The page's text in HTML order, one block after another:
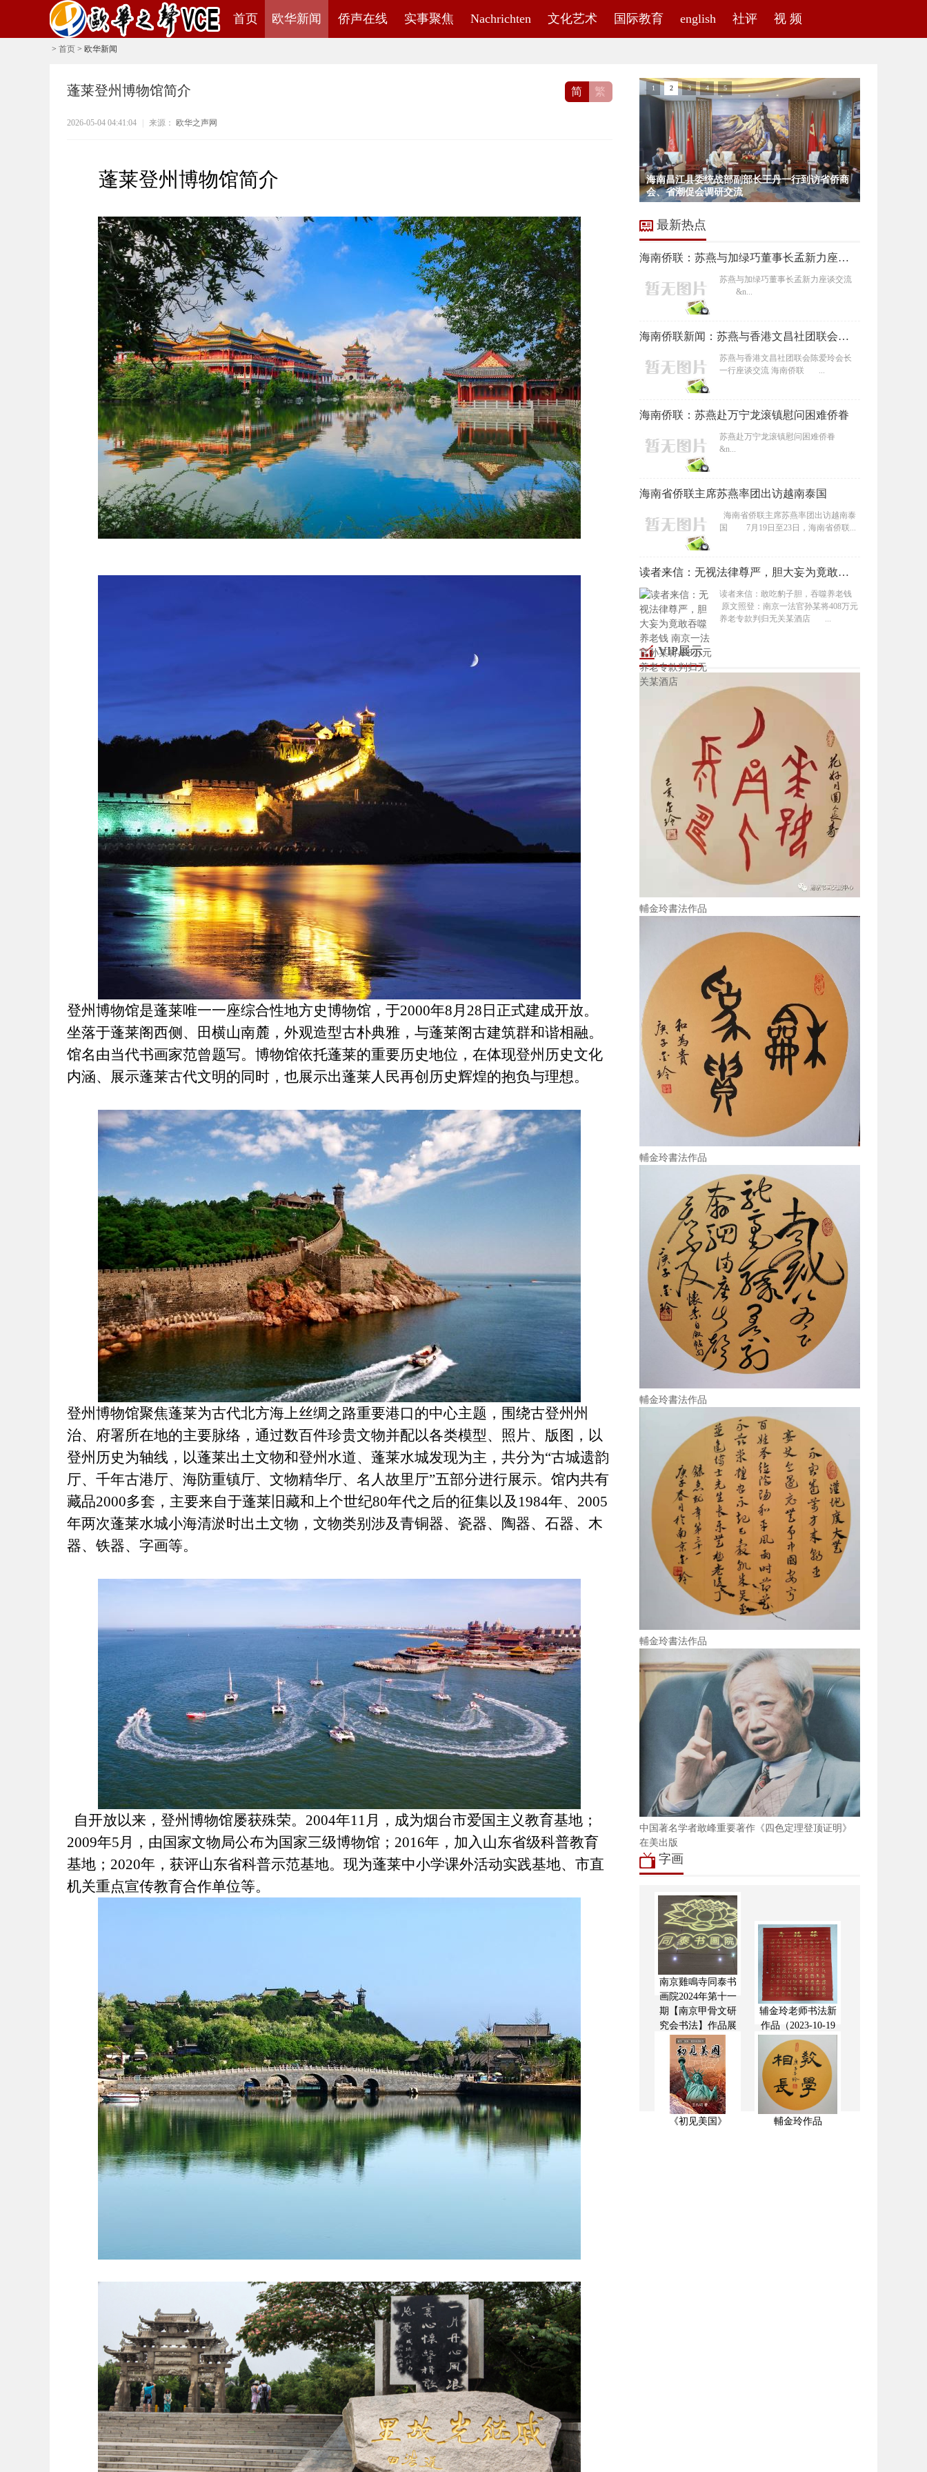
首页 欧华新闻 侨声在线 实事聚焦 Nachrichten 文化艺术 国际教育 english 社评 视 频
> 首页 > 欧华新闻
蓬莱登州博物馆简介 简 繁
2026-05-04 04:41:04 来源： 欧华之声网
蓬莱登州博物馆简介
登州博物馆是蓬莱唯一一座综合性地方史博物馆， 于2000年8月28日正式建成开放。
坐落于蓬莱阁西侧、田横山南麓，外观造型古朴典雅，与蓬莱阁古建筑群和谐相融。
馆名由当代书画家范曾题写。 博物馆依托蓬莱的重要历史地位，在体现登州历史文化
内涵、展示蓬莱古代文明的同时，也展示出蓬莱人民再创历史辉煌的抱负与理想。
登州博物馆聚焦蓬莱为古代北方海上丝绸之路重要港口的中心主题，围绕古登州州
治、府署所在地的主要脉络，通过数百件珍贵文物并配以各类模型、照片、版图，以
登州历史为轴线，以蓬莱出土文物和登州水道、蓬莱水城发现为主，共分为“古城遗韵
厅、千年古港厅、海防重镇厅、文物精华厅、名人故里厅”五部分进行展示。馆内共有
藏品2000多套，主要来自于蓬莱旧藏和上个世纪80年代之后的征集以及1984年、2005
年两次蓬莱水城小海清淤时出土文物，文物类别涉及青铜器、瓷器、陶器、石器、木
器、铁器、字画等。
自开放以来，登州博物馆屡获殊荣。2004年11月，成为烟台市爱国主义教育基地；
2009年5月，由国家文物局公布为国家三级博物馆；2016年，加入山东省级科普教育
基地；2020年，获评山东省科普示范基地。现为蓬莱中小学课外活动实践基地、市直
机关重点宣传教育合作单位等。
中国驻杜塞尔多夫总领事余勇出席波恩华侨中文
学校40周年校庆
石不能言最可人 || 邹雷
海南昌江县委统战部副部长王丹一行到访省侨商
会、省潮促会调研交流
中华人民共和国驻马来西亚大使馆丙午马年新春
招待会在吉隆坡隆重举办，续炳义应邀出席
1 2 3 4 5
最新热点
海南侨联：苏燕与加绿巧董事长孟新力座谈交流
苏燕与加绿巧董事长孟新力座谈交流
&n...
海南侨联新闻：苏燕与香港文昌社团联会陈爱玲会长一行座谈交流
苏燕与香港文昌社团联会陈爱玲会长
一行座谈交流 海南侨联 ...
海南侨联：苏燕赴万宁龙滚镇慰问困难侨眷
苏燕赴万宁龙滚镇慰问困难侨眷
&n...
海南省侨联主席苏燕率团出访越南泰国
海南省侨联主席苏燕率团出访越南泰
国 7月19日至23日，海南省侨联...
读者来信：无视法律尊严，胆大妄为竟敢吞噬养老钱 南京一法官孙某将408万元养老专款判归无关某酒店
读者来信：敢吃豹子胆，吞噬养老钱
原文照登：南京一法官孙某将408万元
养老专款判归无关某酒店 ...
VIP展示
輔金玲書法作品
輔金玲書法作品
輔金玲書法作品
輔金玲書法作品
中国著名学者敢峰重要著作《四色定理登顶证明》
在美出版
字画
南京雞鳴寺同泰书
画院2024年第十一
期【南京甲骨文研
究会书法】作品展
辅金玲老师书法新
作品（2023-10-19
《初见美国》 輔金玲作品